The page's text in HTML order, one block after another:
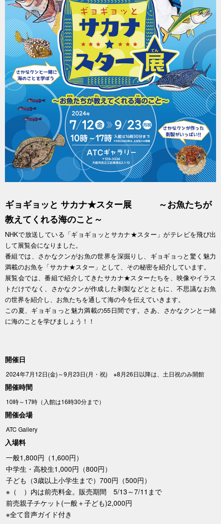
ギョギョッと サカナ★スター展 ～お魚たちが
教えてくれる海のこと～
NHKで放送している「ギョギョッとサカナ★スター」がテレビを飛び出
して展覧会になりました。
番組では、さかなクンがお魚の世界を深掘りし、ギョギョっと驚く魅力
満載のお魚を「サカナ★スター」として、その秘密を紹介しています。
展覧会では、番組で紹介してきたサカナ★スターたちを、映像やイラス
トだけでなく、さかなクンが作成した剥製などとともに、不思議なお魚
の世界を紹介し、お魚たちを通して海の今を伝えていきます。
この夏、ギョギョっと魅力満載の55日間です。さあ、さかなクンと一緒
に海のことを学びましょう！！
開催日
2024年7月12日(金)～9月23日(月・祝) ※8月26日以降は、土日祝のみ開館
開催時間
10時～17時（入館は16時30分まで）
開催会場
ATC Gallery
入場料
一般1,800円（1,600円）
中学生・高校生1,000円（800円）
子ども（3歳以上小学生まで）700円（500円）
※（ ）内は前売料金。販売期間 5/13～7/11まで
前売親子チケット(一般＋子ども)2,000円
※全て音声ガイド付き